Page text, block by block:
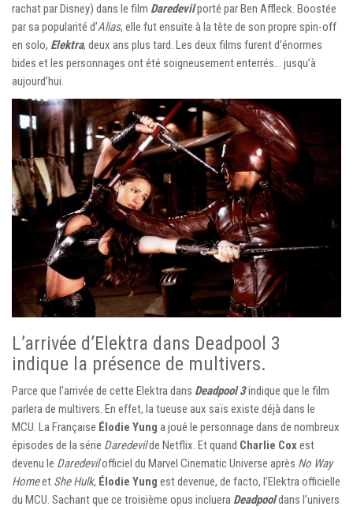
rachat par Disney) dans le film Daredevilporté par Ben Affleck. Boostée
par sa popularité d’Alias, elle fut ensuite à la tête de son propre spin-off
en solo, Elektra, deux ans plus tard. Les deux films furent d’énormes
bides et les personnages ont été soigneusement enterrés… jusqu’à
aujourd’hui.
L’arrivée d’Elektra dans Deadpool 3
indique la présence de multivers.
Parce que l’arrivée de cette Elektra dans Deadpool 3indique que le film
parlera de multivers. En effet, la tueuse aux saïs existe déjà dans le
MCU. La Française Élodie Yung a joué le personnage dans de nombreux
épisodes de la série Daredevilde Netflix. Et quand Charlie Coxest
devenu le Daredevilofficiel du Marvel Cinematic Universe après No Way
Homeet She Hulk, Élodie Yung est devenue, de facto, l’Elektra officielle
du MCU. Sachant que ce troisième opus incluera Deadpooldans l’univers